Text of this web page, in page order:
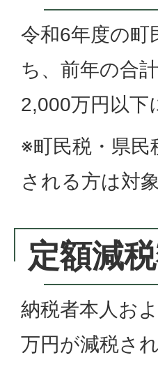
令和6年度の町
ち、前年の合
2,000万円以下
※町民税・県民
される方は対
定額減
納税者本人お
万円が減税され